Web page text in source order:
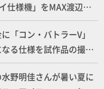
仕様機」をMAX渡辺が
「コン・バトラーV」
る仕様を試作品の撮り
人17」＆「ワンエイ
合金の魂】
野明佳さんが暑い夏に